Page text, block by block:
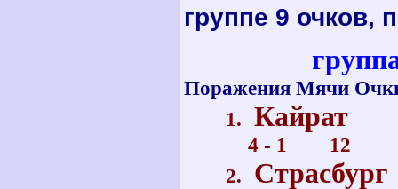
группе 9 очков,
группа
Поражения Мячи
1.
4 - 1 12
2. Страсбург